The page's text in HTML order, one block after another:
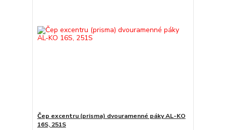
Čep excentru (prisma) dvouramenné páky AL-KO
16S, 251S